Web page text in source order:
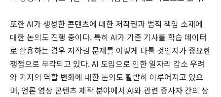
또한 AI가 생성한 콘텐츠에 대한 저작권과 법적 책임 소재에
대한 논의도 진행 중이다. 특히 AI가 기존 기사를 학습 데이터
로 활용하는 경우 저작권 문제를 어떻게 다룰 것인지가 중요한
쟁점으로 부각되고 있다. AI 도입으로 인한 일자리 감소 우려
와 기자의 역할 변화에 대한 논의도 활발히 이루어지고 있으
며, 언론 영상 콘텐츠 제작 분야에서 AI와 관련 종사자 간의 상